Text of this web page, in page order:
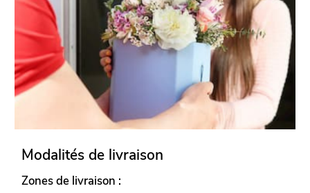
Modalités de livraison
Zones de livraison :